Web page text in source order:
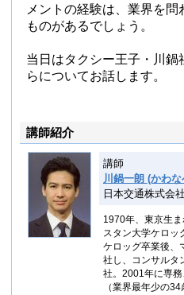
メントの経験は、業界を
ものがあるでしょう。
当日はタクシー王子・川
らについてお話します。
講師紹介
講師
川鍋一朗 (かわ
日本交通株式会
1970年、東京生
スタン大学ケロッ
ケロッグ卒業後、
社し、コンサルタ
社。2001年に専
（業界最年少の